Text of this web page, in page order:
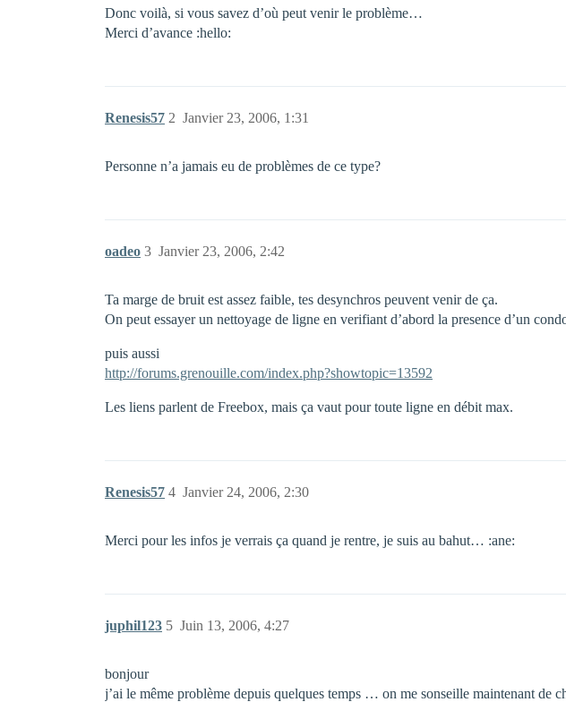
Donc voilà, si vous savez d’où peut venir le problème…
Merci d’avance :hello:
Renesis57 Janvier 23, 2006, 1:31
2
Personne n’a jamais eu de problèmes de ce type?
oadeo Janvier 23, 2006, 2:42
3
Ta marge de bruit est assez faible, tes desynchros peuvent venir de ça.
On peut essayer un nettoyage de ligne en verifiant d’abord la presence d’un
puis aussi
http://forums.grenouille.com/index.php?showtopic=13592
Les liens parlent de Freebox, mais ça vaut pour toute ligne en débit max.
Renesis57 Janvier 24, 2006, 2:30
4
Merci pour les infos je verrais ça quand je rentre, je suis au bahut… :ane:
juphil123 Juin 13, 2006, 4:27
5
bonjour
j’ai le même problème depuis quelques temps … on me sonseille maintenant de